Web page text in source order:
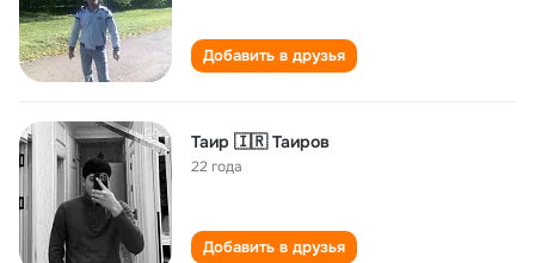
Добавить в друзья
Таир 🇮🇷 Таиров
22 года
Добавить в друзья